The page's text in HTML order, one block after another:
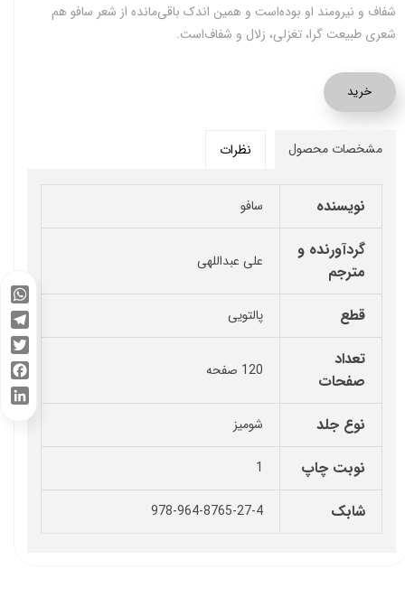
شفاف و نیرومند او بوده‌است و همین اندک باقی‌مانده از شعر سافو هم
شعری طبیعت گرا، تغزلی، زلال و شفاف‌است.
خرید
مشخصات محصول نظرات
نویسنده سافو
گردآورنده و
مترجم
علی عبداللهی
قطع پالتویی
تعداد
صفحات
120 صفحه
نوع جلد شومیز
نوبت چاپ 1
شابک 978-964-8765-27-4
WhatsApp
Telegram
Twitter
Facebook
LinkedIn